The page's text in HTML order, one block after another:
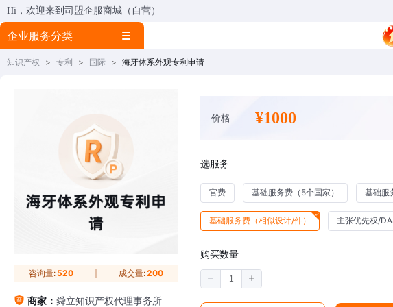
Hi，欢迎来到司盟企服商城（自营）
企业服务分类
知识产权 > 专利 > 国际 > 海牙体系外观专利申请
咨询量: 520 成交量:200
商家： 舜立知识产权代理事务所
价格 ¥1000
选服务
官费 基础服务费（5个国家） 基础服
基础服务费（相似设计/件） 主张优先权/
购买数量